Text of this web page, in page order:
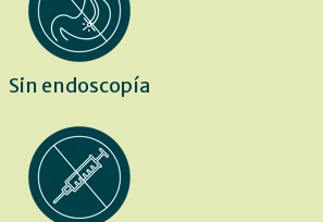
Sin endoscopía